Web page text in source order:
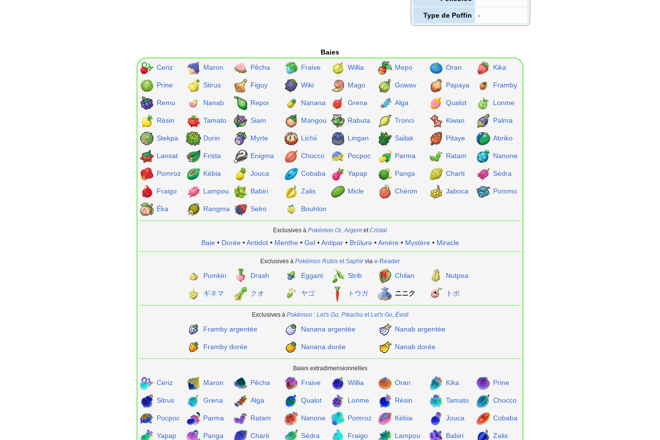
Type de Poffin -
Baies
Ceriz
Maron Pêcha Fraive Willia Mepo Oran Kika
Prine Sitrus Figuy Wiki Mago Gowav Papaya Framby
Remu Nanab Repoi Nanana Grena Alga Qualot Lonme
Résin Tamato Siam Mangou Rabuta Tronci Kiwan Palma
Stekpa Durin Myrte Lichii Lingan Sailak Pitaye Abriko
Lansat Frista Enigma Chocco Pocpoc Parma Ratam Nanone
Pomroz Kébia Jouca Cobaba Yapap Panga Charti Sédra
Fraigo Lampou Babiri Zalis Micle Chérim Jaboca Pommo
Éka Rangma Selro Bouhlon
Exclusives à Pokémon Or, Argentet Cristal
Baie• Dorée•Antidot• Menthe• Gel•Antipar• Brûlure•Amère• Mystère• Miracle
Exclusives à Pokémon Rubis et Saphirvia e-Reader
Pumkin Drash Eggant Strib Chilan Nutpea
ギネマ クオ ヤゴ トウガ ニニク トポ
Exclusives à Pokémon : Let's Go, Pikachuet Let's Go, Évoli
Framby argentée Nanana argentée Nanab argentée
Framby dorée Nanana dorée Nanab dorée
Baies extradimensionnelles
Ceriz Maron Pêcha Fraive Willia Oran Kika Prine
Sitrus Grena Alga Qualot Lonme Résin Tamato Chocco
Pocpoc Parma Ratam Nanone Pomroz Kébia Jouca Cobaba
Yapap Panga Charti Sédra Fraigo Lampou Babiri Zalis